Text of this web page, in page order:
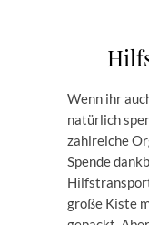
Wenn ihr
natürlich
zahlreiche
Spende
große Kiste